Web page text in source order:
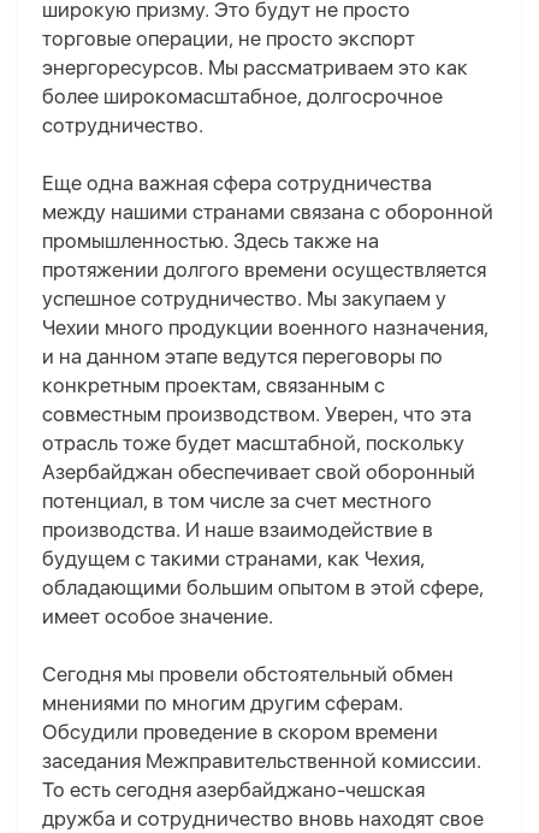
широкую призму. Это будут не просто
торговые операции, не просто экспорт
энергоресурсов. Мы рассматриваем это как
более широкомасштабное, долгосрочное
сотрудничество.
Еще одна важная сфера сотрудничества
между нашими странами связана с оборонной
промышленностью. Здесь также на
протяжении долгого времени осуществляется
успешное сотрудничество. Мы закупаем у
Чехии много продукции военного назначения,
и на данном этапе ведутся переговоры по
конкретным проектам, связанным с
совместным производством. Уверен, что эта
отрасль тоже будет масштабной, поскольку
Азербайджан обеспечивает свой оборонный
потенциал, в том числе за счет местного
производства. И наше взаимодействие в
будущем с такими странами, как Чехия,
обладающими большим опытом в этой сфере,
имеет особое значение.
Сегодня мы провели обстоятельный обмен
мнениями по многим другим сферам.
Обсудили проведение в скором времени
заседания Межправительственной комиссии.
То есть сегодня азербайджано-чешская
дружба и сотрудничество вновь находят свое